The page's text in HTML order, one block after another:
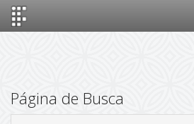
Página de Busca